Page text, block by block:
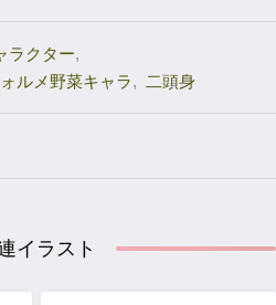
ラクター,
ルメ野菜キャラ, 二頭身
イラスト